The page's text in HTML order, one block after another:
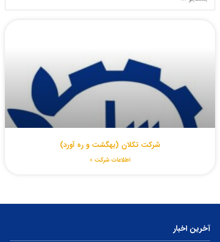
شرکت تکلان (بهگشت و ره آورد)
اطلاعات شرکت »
آخرین اخبار